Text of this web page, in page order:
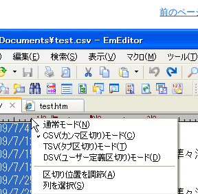
前のペー